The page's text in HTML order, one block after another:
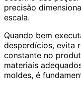
precisão
escala.
Quando bem
desperdícios, evita
constante no
materiais
moldes, é